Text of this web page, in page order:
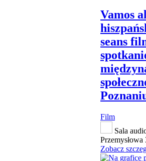
Vamos
seans
Film
Sala
Przemysłowa
Zobacz